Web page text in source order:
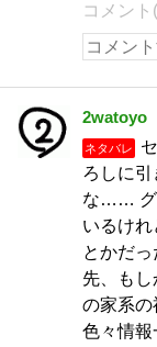
コメント
2watoyo
ネタバレ
ろしに
な…… グ
いるけ
とかだ
先、も
の家系
色々情